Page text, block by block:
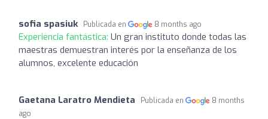
sofia spasiuk Publicada en 8 months ago
Experiencia fantástica: Un gran instituto donde todas las
maestras demuestran interés por la enseñanza de los
alumnos, excelente educación
Gaetana Laratro Mendieta Publicada en
8 months
ago